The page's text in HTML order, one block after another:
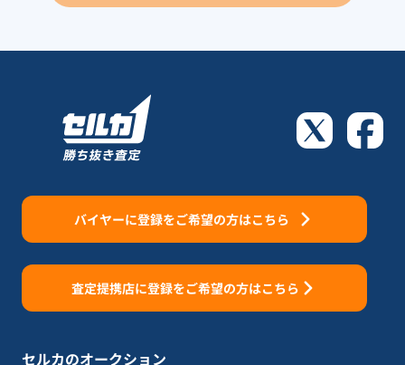
バイヤーに登録をご希望の方はこちら
査定提携店に登録をご希望の方はこちら
セルカのオークション